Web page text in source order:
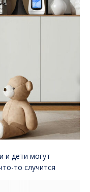
и дети могут
то случится